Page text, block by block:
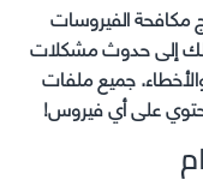
مكافحة الفيروسات
إلى حدوث مشكلات
جميع ملفات